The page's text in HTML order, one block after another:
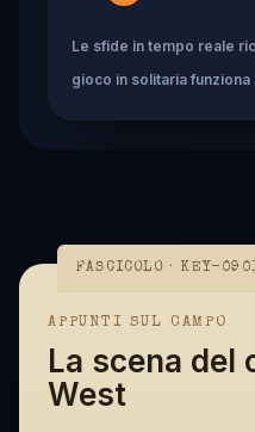
Le sfide in tempo reale
gioco in solitaria funziona
FASCICOLO · KEY-
APPUNTI SUL CAMPO
La scena del
West